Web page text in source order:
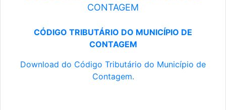
CONTAGEM
CÓDIGO TRIBUTÁRIO DO MUNICÍPIO DE
CONTAGEM
Download do Código Tributário do Município de
Contagem.